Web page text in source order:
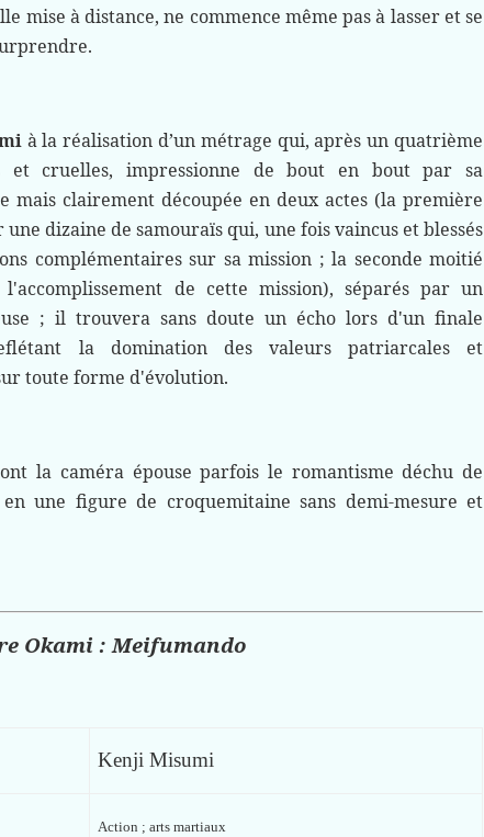
mise à distance, ne commence même pas à lasser et se
à la réalisation d’un métrage qui, après un quatrième
et cruelles, impressionne de bout en bout par sa
clairement découpée en deux actes (la première
dizaine de samouraïs qui, une fois vaincus et blessés
complémentaires sur sa mission ; la seconde moitié
de cette mission), séparés par un
; il trouvera sans doute un écho lors d'un finale
la domination des valeurs patriarcales et
toute forme d'évolution.
la caméra épouse parfois le romantisme déchu de
une figure de croquemitaine sans demi-mesure et
Okami : Meifumando
Kenji Misumi
Action ; arts martiaux